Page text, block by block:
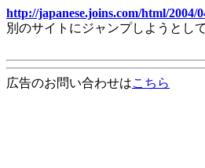
http://japanese.joins.com/html/2004/
別のサイトにジャンプしようとし
広告のお問い合わせはこちら